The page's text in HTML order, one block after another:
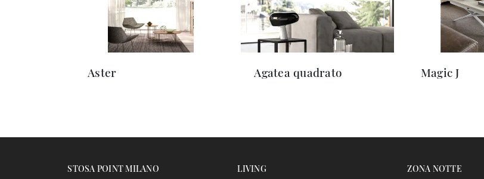
Aster Agatea quadrato Magic J
STOSA POINT MILANO LIVING ZONA NOTTE